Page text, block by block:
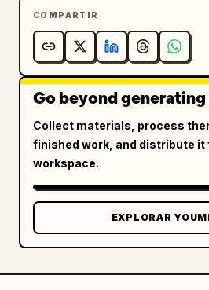
COMPARTIR
Go beyond
Collect materials, process
finished work, and distribute it
workspace.
EXPLORAR